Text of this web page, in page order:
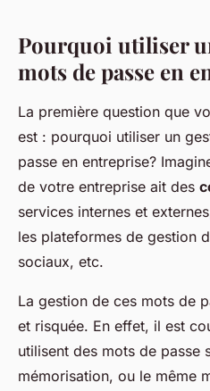
Pourquoi utiliser
mots de passe en
La première question que
est : pourquoi utiliser un
passe en entreprise?
de votre entreprise ait des
services internes et
les plateformes de gestion
sociaux, etc.
La gestion de ces mots de
et risquée. En effet, il est
utilisent des mots de passe
mémorisation, ou le même